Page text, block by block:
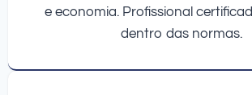
e economia. Profissional
dentro das normas.